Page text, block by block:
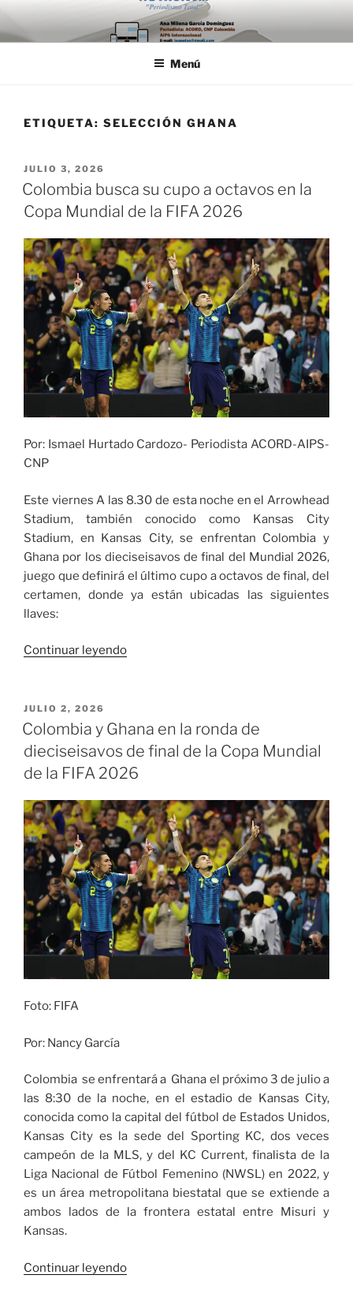
Saltar
al
contenido
Menú
ETIQUETA: SELECCIÓN GHANA
PUBLICADO
EL
JULIO 3, 2026
Colombia busca su cupo a octavos en la
Copa Mundial de la FIFA 2026
Por: Ismael Hurtado Cardozo- Periodista ACORD-AIPS-
CNP
Este viernes A las 8.30 de esta noche en el Arrowhead
Stadium, también conocido como Kansas City
Stadium, en Kansas City, se enfrentan Colombia y
Ghana por los dieciseisavos de final del Mundial 2026,
juego que definirá el último cupo a octavos de final, del
certamen, donde ya están ubicadas las siguientes
llaves:
Continuar leyendo«Colombia
a
octavos
la
Copa
Mundial
de
la
FIFA
2026»
PUBLICADO
EL
JULIO 2, 2026
Colombia y Ghana en la ronda de
dieciseisavos de final de la Copa Mundial
de la FIFA 2026
Foto: FIFA
Por: Nancy García
Colombia se enfrentará a Ghana el próximo 3 de julio a
las 8:30 de la noche, en el estadio de Kansas City,
conocida como la capital del fútbol de Estados Unidos,
Kansas City es la sede del Sporting KC, dos veces
campeón de la MLS, y del KC Current, finalista de la
Liga Nacional de Fútbol Femenino (NWSL) en 2022, y
es un área metropolitana biestatal que se extiende a
ambos lados de la frontera estatal entre Misuri y
Kansas.
Continuar leyendo«Colombia